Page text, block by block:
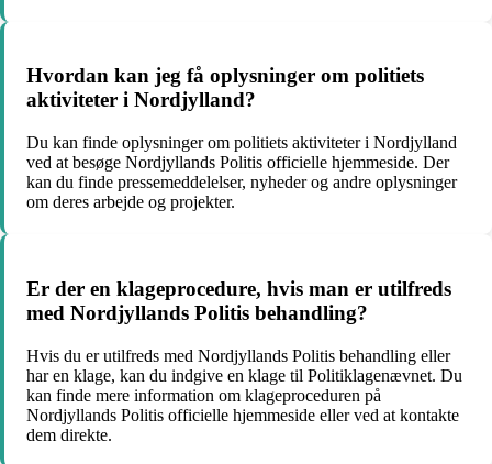
Hvordan kan jeg få oplysninger om politiets
aktiviteter i Nordjylland?
Du kan finde oplysninger om politiets aktiviteter i Nordjylland
ved at besøge Nordjyllands Politis officielle hjemmeside. Der
kan du finde pressemeddelelser, nyheder og andre oplysninger
om deres arbejde og projekter.
Er der en klageprocedure, hvis man er utilfreds
med Nordjyllands Politis behandling?
Hvis du er utilfreds med Nordjyllands Politis behandling eller
har en klage, kan du indgive en klage til Politiklagenævnet. Du
kan finde mere information om klageproceduren på
Nordjyllands Politis officielle hjemmeside eller ved at kontakte
dem direkte.